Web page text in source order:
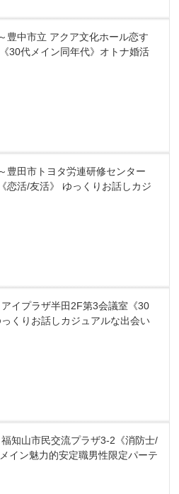
豊中市立 アクア文化ホール恋す
《30代メイン同年代》オトナ婚活
豊田市トヨタ労連研修センター
恋活/友活》 ゆっくりお話しカジ
イプラザ半田2F第3会議室《30
くりお話しカジュアルな出会い
知山市民交流プラザ3-2《消防士/
イン魅力的安定職男性限定パーテ